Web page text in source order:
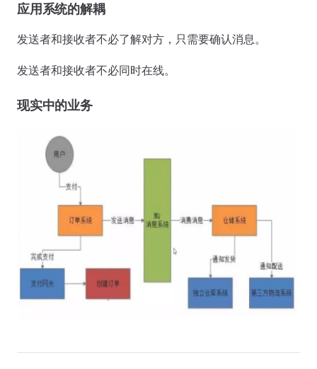
应用系统的解耦
发送者和接收者不必了解对方，只需要确认消息。
发送者和接收者不必同时在线。
现实中的业务